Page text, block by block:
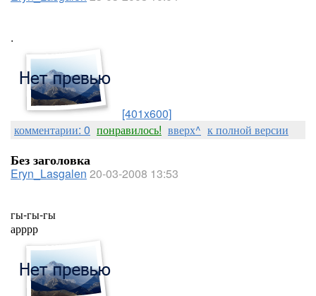
.
[401x600]
комментарии: 0 понравилось! вверх^ к полной версии
Без заголовка
Eryn_Lasgalen 20-03-2008 13:53
гы-гы-гы
арррр